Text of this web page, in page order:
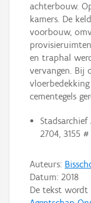
achterbouw.
kamers. De
voorbouw,
en traphal
vervangen. Bij
cementegels
2704, 3155 #
Auteurs:
Datum: 2018
De tekst wordt